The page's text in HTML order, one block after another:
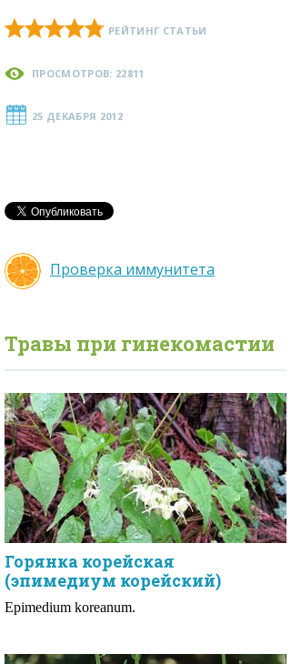
РЕЙТИНГ СТАТЬИ
ПРОСМОТРОВ: 22811
25 ДЕКАБРЯ 2012
Проверка иммунитета
Травы при гинекомастии
Горянка корейская
(эпимедиум корейский)
Epimedium koreanum.